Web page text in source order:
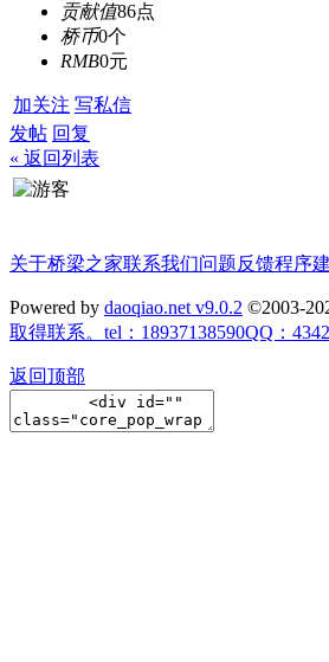
贡献值86点
桥币0个
RMB0元
加关注 写私信
发帖 回复
« 返回列表
关于桥梁之家联系我们问题反馈程序
Powered by daoqiao.net v9.0.2 ©2003-
取得联系。tel：18937138590QQ：
返回顶部